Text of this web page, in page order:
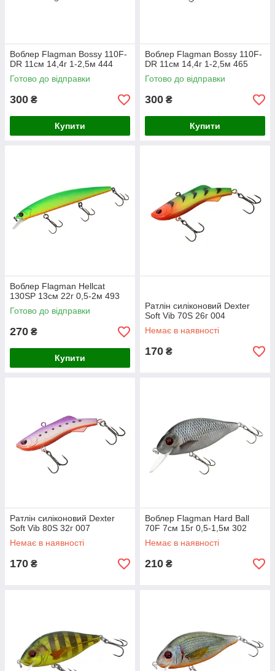
Воблер Flagman Bossy 110F-
DR 11см 14,4г 1-2,5м 444
Готово до відправки
300 ₴
Купити
Воблер Flagman Bossy 110F-
DR 11см 14,4г 1-2,5м 465
Готово до відправки
300 ₴
Купити
Воблер Flagman Hellcat
130SP 13см 22г 0,5-2м 493
Готово до відправки
270 ₴
Купити
Ратлін силіконовий Dexter
Soft Vib 70S 26г 004
Немає в наявності
170 ₴
Ратлін силіконовий Dexter
Soft Vib 80S 32г 007
Немає в наявності
170 ₴
Воблер Flagman Hard Ball
70F 7см 15г 0,5-1,5м 302
Немає в наявності
210 ₴